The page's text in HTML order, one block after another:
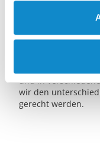
Der Siebbelag
Standzeit auf.
Diese Art von
und in
wir den
gerecht werden.